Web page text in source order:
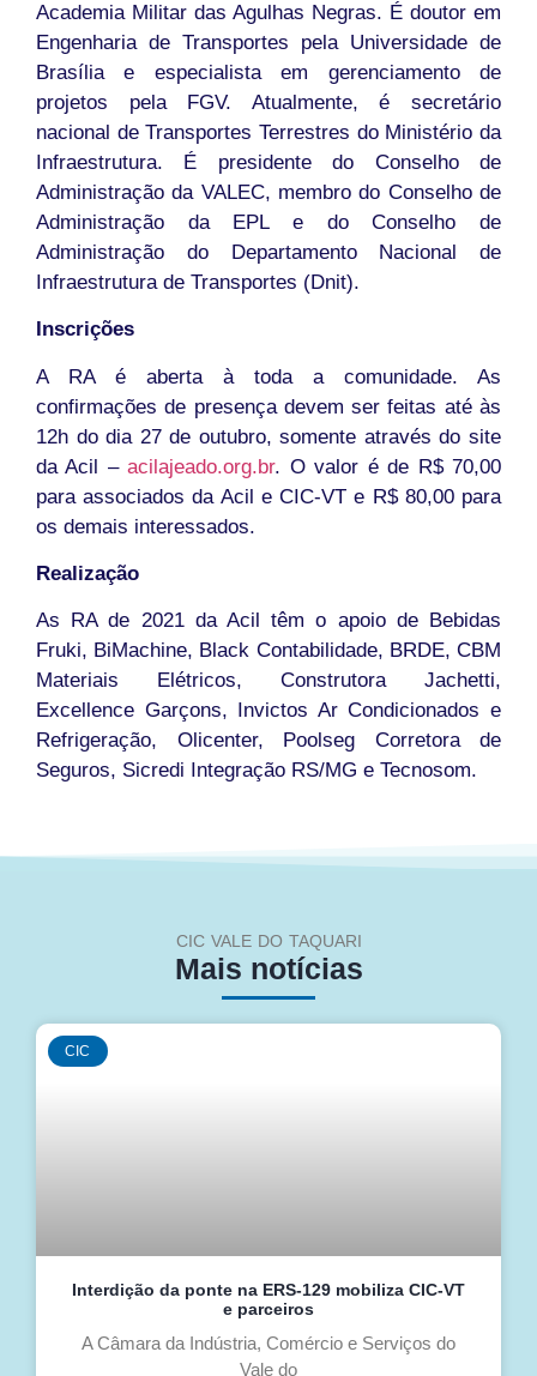
Academia Militar das Agulhas Negras. É doutor em
Engenharia de Transportes pela Universidade de
Brasília e especialista em gerenciamento de
projetos pela FGV. Atualmente, é secretário
nacional de Transportes Terrestres do Ministério da
Infraestrutura. É presidente do Conselho de
Administração da VALEC, membro do Conselho de
Administração da EPL e do Conselho de
Administração do Departamento Nacional de
Infraestrutura de Transportes (Dnit).
Inscrições
A RA é aberta à toda a comunidade. As
confirmações de presença devem ser feitas até às
12h do dia 27 de outubro, somente através do site
da Acil –acilajeado.org.br. O valor é de R$ 70,00
para associados da Acil e CIC-VT e R$ 80,00 para
os demais interessados.
Realização
As RA de 2021 da Acil têm o apoio de Bebidas
Fruki, BiMachine, Black Contabilidade, BRDE, CBM
Materiais Elétricos, Construtora Jachetti,
Excellence Garçons, Invictos Ar Condicionados e
Refrigeração, Olicenter, Poolseg Corretora de
Seguros, Sicredi Integração RS/MG e Tecnosom.
CIC VALE DO TAQUARI
Mais notícias
CIC
Interdição da ponte na ERS-129 mobiliza CIC-VT
e parceiros
A Câmara da Indústria, Comércio e Serviços do
Vale do